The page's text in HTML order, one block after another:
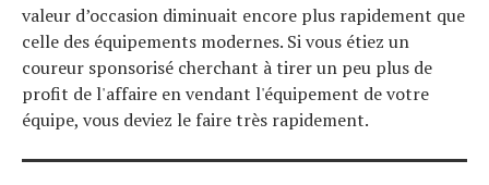
valeur d’occasion diminuait encore plus rapidement que
celle des équipements modernes. Si vous étiez un
coureur sponsorisé cherchant à tirer un peu plus de
profit de l'affaire en vendant l'équipement de votre
équipe, vous deviez le faire très rapidement.